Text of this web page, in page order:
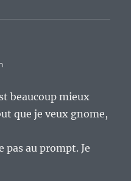
beaucoup mieux
que je veux gnome,
au prompt. Je